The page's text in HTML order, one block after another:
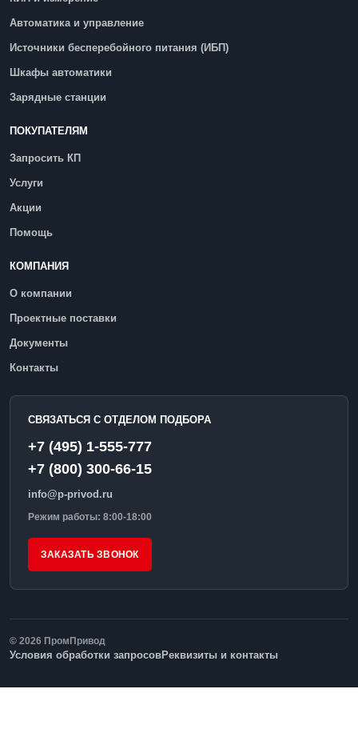
Автоматика и управление
Источники бесперебойного питания (ИБП)
Шкафы автоматики
Зарядные станции
ПОКУПАТЕЛЯМ
Запросить КП
Услуги
Акции
Помощь
КОМПАНИЯ
О компании
Проектные поставки
Документы
Контакты
СВЯЗАТЬСЯ С ОТДЕЛОМ ПОДБОРА
+7 (495) 1-555-777
+7 (800) 300-66-15
info@p-privod.ru
Режим работы: 8:00-18:00
ЗАКАЗАТЬ ЗВОНОК
© 2026 ПромПривод
Условия обработки запросовРеквизиты и контакты